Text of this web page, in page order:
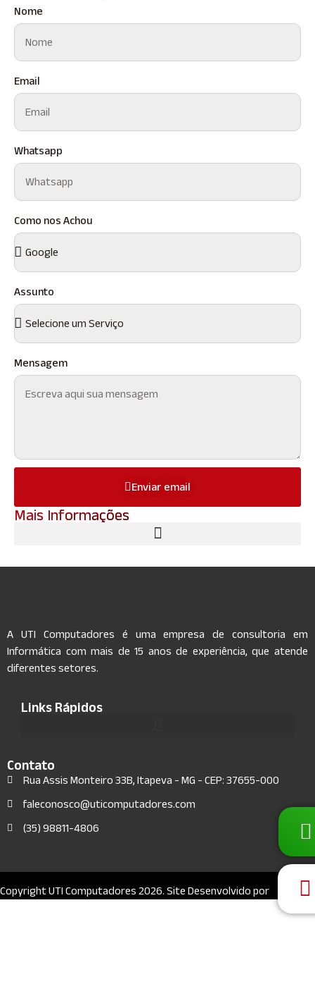
Nome
Email
Whatsapp
Como nos Achou
Assunto
Mensagem
Enviar email
Mais Informações
A UTI Computadores é uma empresa de consultoria em
Informática com mais de 15 anos de experiência, que atende
diferentes setores.
Links Rápidos
Contato
Rua Assis Monteiro 33B, Itapeva - MG - CEP: 37655-000
faleconosco@uticomputadores.com
(35) 98811-4806
Copyright UTI Computadores 2026. Site Desenvolvido por